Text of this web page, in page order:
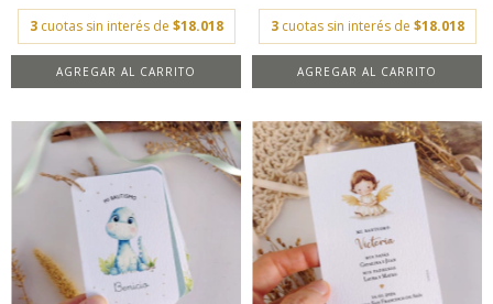
3 cuotas sin interés de $18.018
AGREGAR AL CARRITO
3 cuotas sin interés de $18.018
AGREGAR AL CARRITO